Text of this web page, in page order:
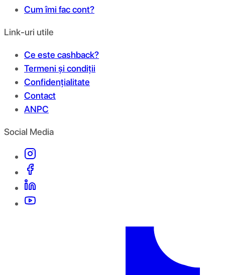
Cum îmi fac cont?
Link-uri utile
Ce este cashback?
Termeni și condiții
Confidențialitate
Contact
ANPC
Social Media